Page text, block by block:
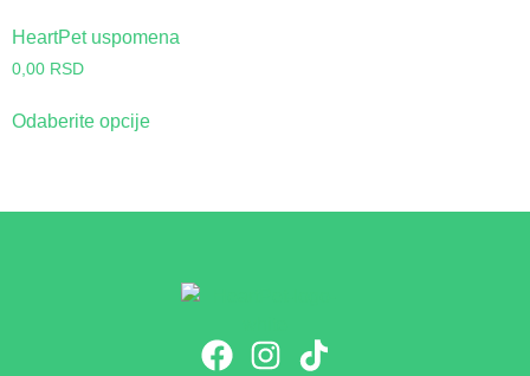
HeartPet uspomena
0,00 RSD
Odaberite opcije